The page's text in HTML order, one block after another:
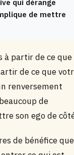
qui dérange
de mettre
à partir de ce que
de ce que
renversement
de
son ego de
de bénéfice que